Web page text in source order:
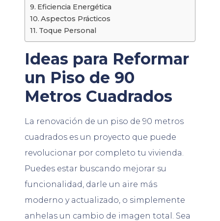
Eficiencia Energética
Aspectos Prácticos
Toque Personal
Ideas para Reformar
un Piso de 90
Metros Cuadrados
La renovación de un piso de 90 metros
cuadrados es un proyecto que puede
revolucionar por completo tu vivienda.
Puedes estar buscando mejorar su
funcionalidad, darle un aire más
moderno y actualizado, o simplemente
anhelas un cambio de imagen total. Sea